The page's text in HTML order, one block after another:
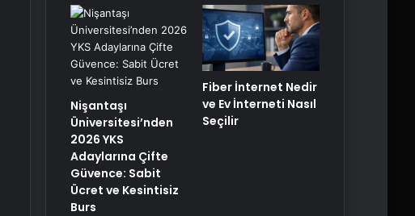
Nişantaşı
Üniversitesi’nden
2026 YKS
Adaylarına Çifte
Güvence: Sabit
Ücret ve Kesintisiz
Burs
Fiber İnternet Nedir
ve Ev İnterneti Nasıl
Seçilir